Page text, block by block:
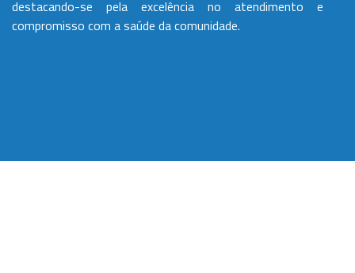
destacando-se pela excelência no atendimento e
compromisso com a saúde da comunidade.